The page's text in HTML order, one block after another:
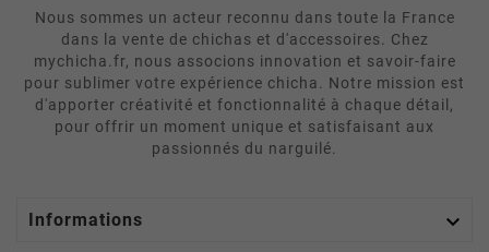
Nous sommes un acteur reconnu dans toute la France
dans la vente de chichas et d'accessoires. Chez
mychicha.fr, nous associons innovation et savoir-faire
pour sublimer votre expérience chicha. Notre mission est
d'apporter créativité et fonctionnalité à chaque détail,
pour offrir un moment unique et satisfaisant aux
passionnés du narguilé.
Informations 